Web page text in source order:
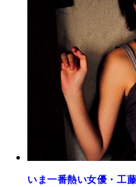
いま一番熱い女優・工